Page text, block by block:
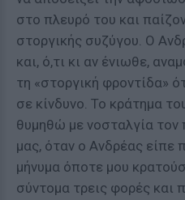
στο πλευρό του και
στοργικής συζύγου. Ο
και, ό,τι κι αν ένιωθε,
τη «στοργική φροντίδα»
σε κίνδυνο. Το κράτημα
θυμηθώ με νοσταλγία
μας, όταν ο Ανδρέας είπε
μήνυμα όποτε μου
σύντομα τρεις φορές και